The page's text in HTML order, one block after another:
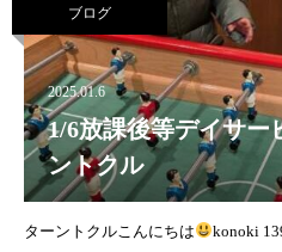
ブログ
2025.01.6
1/6放課後等デイサー
ントクル
ターントクルこんにちは
konoki